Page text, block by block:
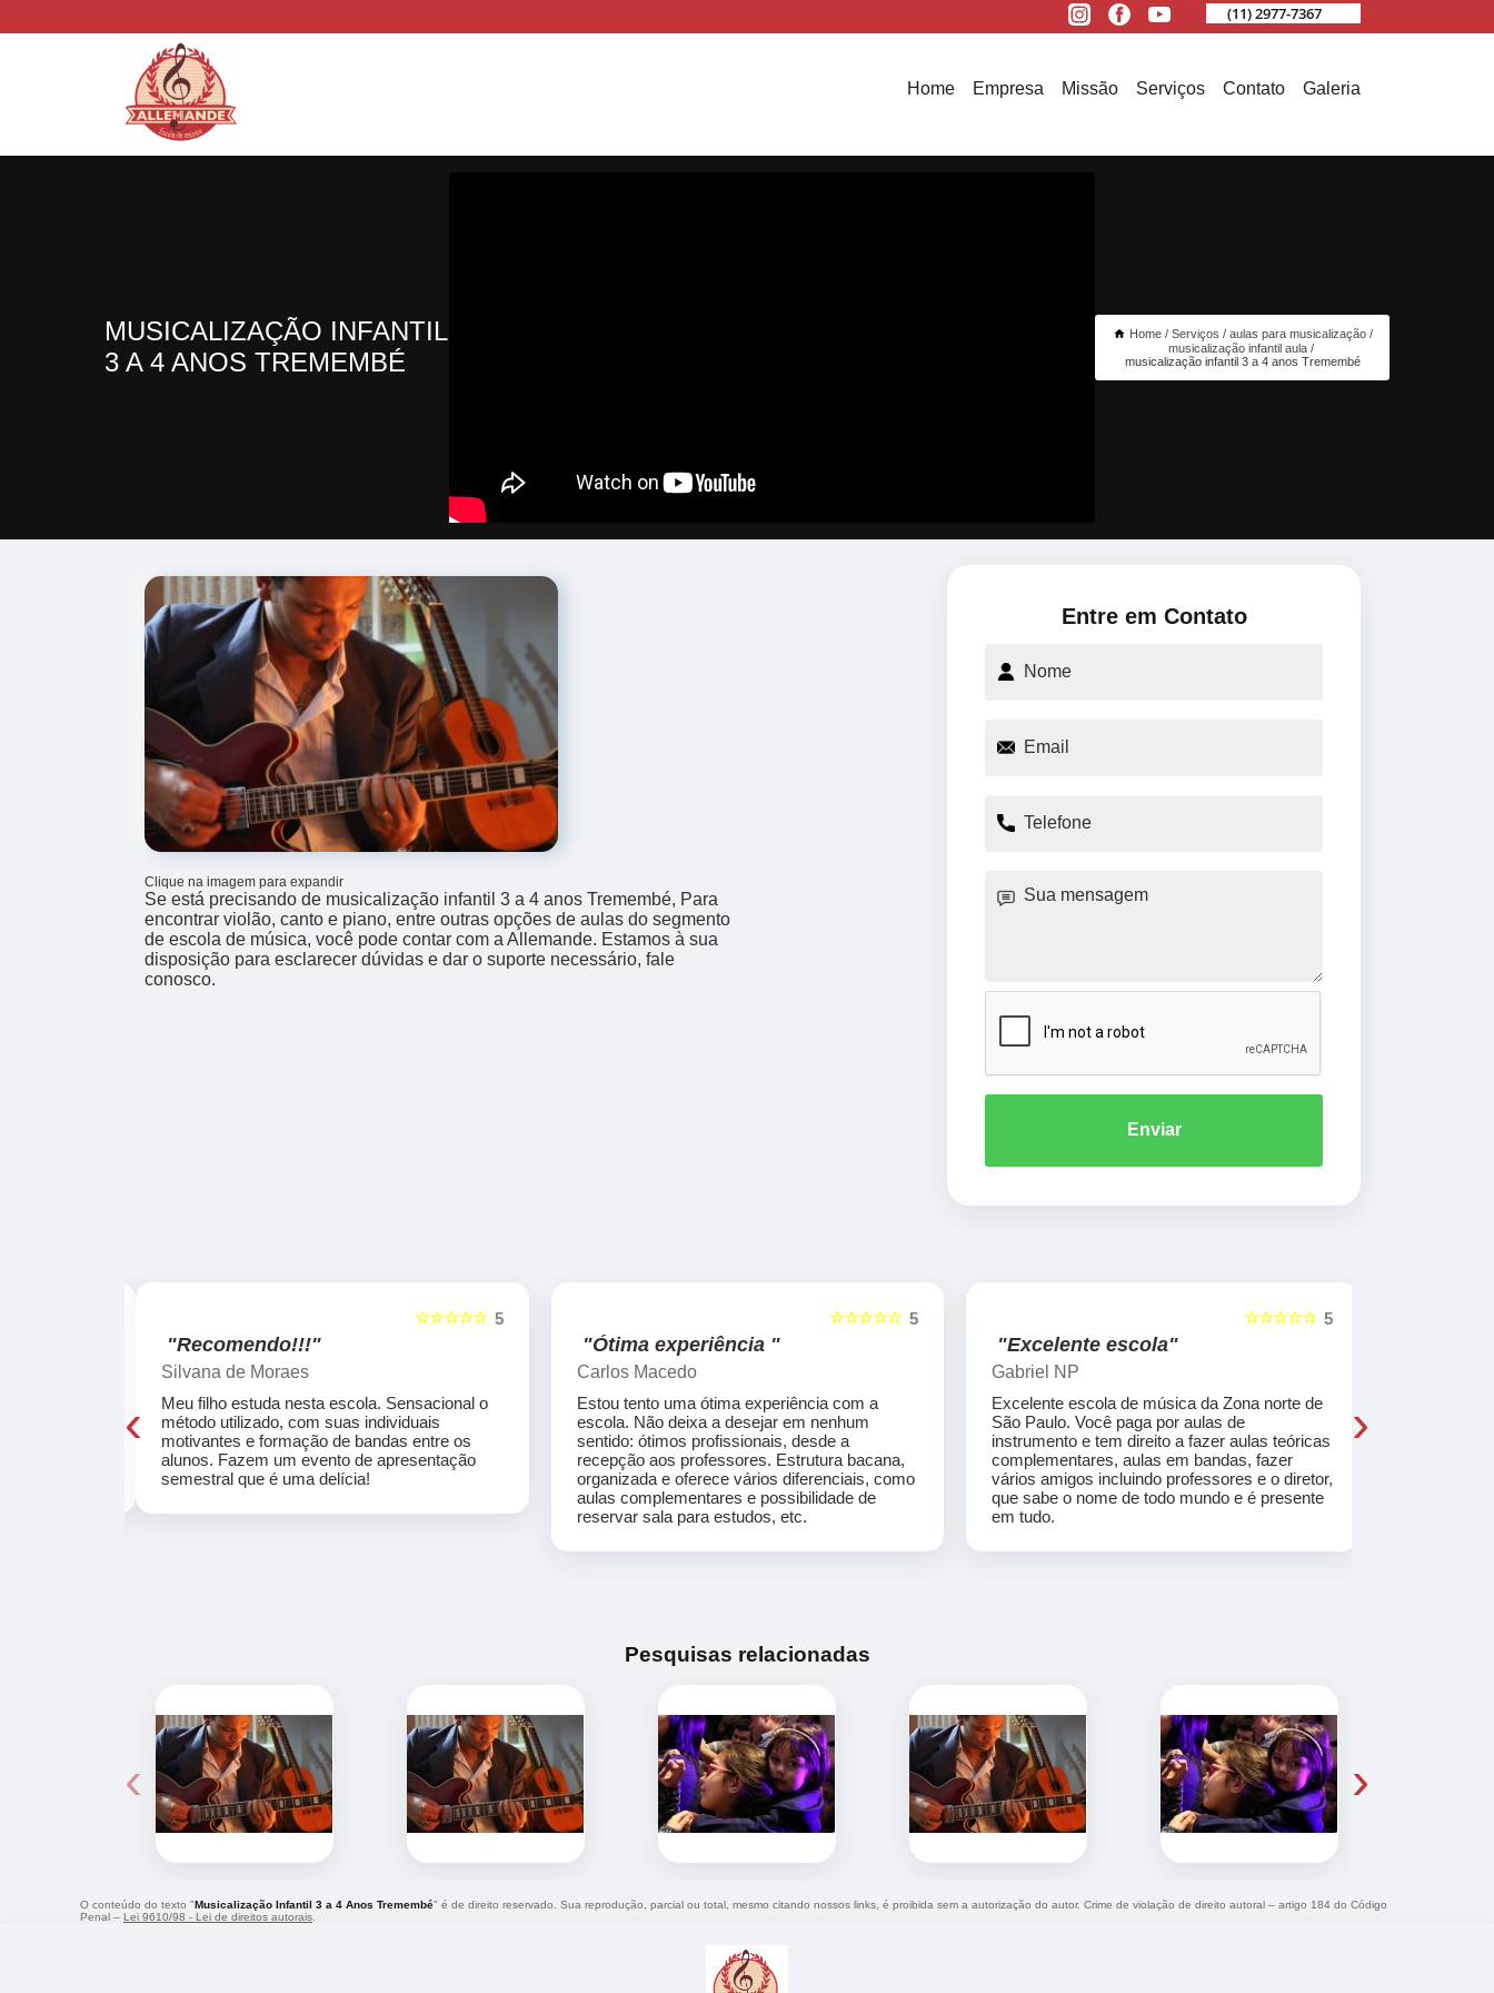
(11) 2977-7367
Home Empresa Missão Serviços Contato Galeria
MUSICALIZAÇÃO INFANTIL
3 A 4 ANOS TREMEMBÉ
Home Serviços
aulas para musicalização
musicalização infantil aula
musicalização infantil 3 a 4 anos Tremembé
Clique na imagem para expandir
Se está precisando de musicalização infantil 3 a 4 anos Tremembé, Para
encontrar violão, canto e piano, entre outras opções de aulas do segmento
de escola de música, você pode contar com a Allemande. Estamos à sua
disposição para esclarecer dúvidas e dar o suporte necessário, fale
conosco.
Entre em Contato
Enviar
5
☆☆☆☆☆
"Recomendo!!!"
Silvana de Moraes
Meu filho estuda nesta escola. Sensacional o
método utilizado, com suas individuais
motivantes e formação de bandas entre os
alunos. Fazem um evento de apresentação
semestral que é uma delícia!
5
☆☆☆☆☆
"Ótima experiência "
Carlos Macedo
Estou tento uma ótima experiência com a
escola. Não deixa a desejar em nenhum
sentido: ótimos profissionais, desde a
recepção aos professores. Estrutura bacana,
organizada e oferece vários diferenciais, como
aulas complementares e possibilidade de
reservar sala para estudos, etc.
5
☆☆☆☆☆
"Excelente escola"
Gabriel NP
Excelente escola de música da Zona norte de
São Paulo. Você paga por aulas de
instrumento e tem direito a fazer aulas teóricas
complementares, aulas em bandas, fazer
vários amigos incluindo professores e o diretor,
que sabe o nome de todo mundo e é presente
em tudo.
‹ ›
Pesquisas relacionadas
‹ ›
O conteúdo do texto "Musicalização Infantil 3 a 4 Anos Tremembé" é de direito reservado. Sua reprodução, parcial ou total, mesmo citando nossos links, é proibida sem a autorização do autor. Crime de violação de direito autoral – artigo 184 do Código
Penal – Lei 9610/98 - Lei de direitos autorais